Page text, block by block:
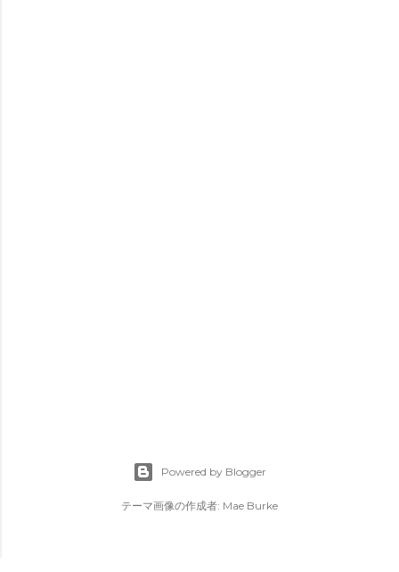
Powered by Blogger
テーマ画像の作成者: Mae Burke